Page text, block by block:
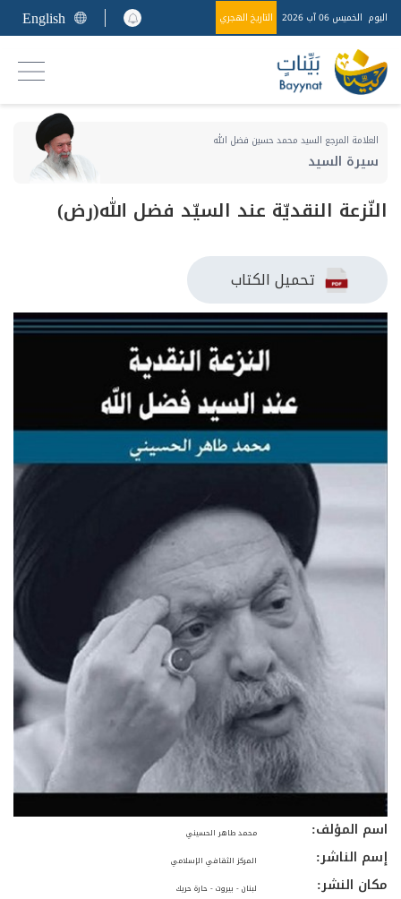
اليوم الخميس 06 آب 2026 التاريخ الهجري English
العلامة المرجع السيد محمد حسين فضل الله
سيرة السيد
النّزعة النقديّة عند السيّد فضل الله(رض)
تحميل الكتاب
اسم المؤلف: محمد طاهر الحسيني
إسم الناشر: المركز الثقافي الإسلامي
مكان النشر: لبنان - بيروت - حارة حريك